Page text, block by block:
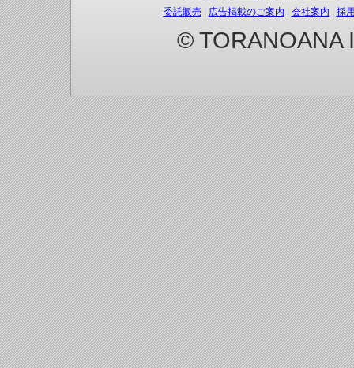
委託販売| 広告掲載のご案内 会社案内 採
© TORANOANA